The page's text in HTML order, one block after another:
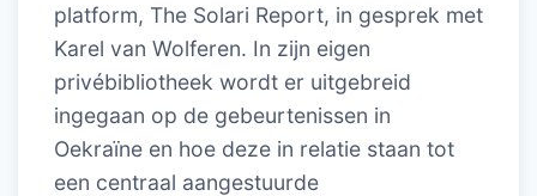
platform, The Solari Report, in gesprek met
Karel van Wolferen. In zijn eigen
privébibliotheek wordt er uitgebreid
ingegaan op de gebeurtenissen in
Oekraïne en hoe deze in relatie staan tot
een centraal aangestuurde